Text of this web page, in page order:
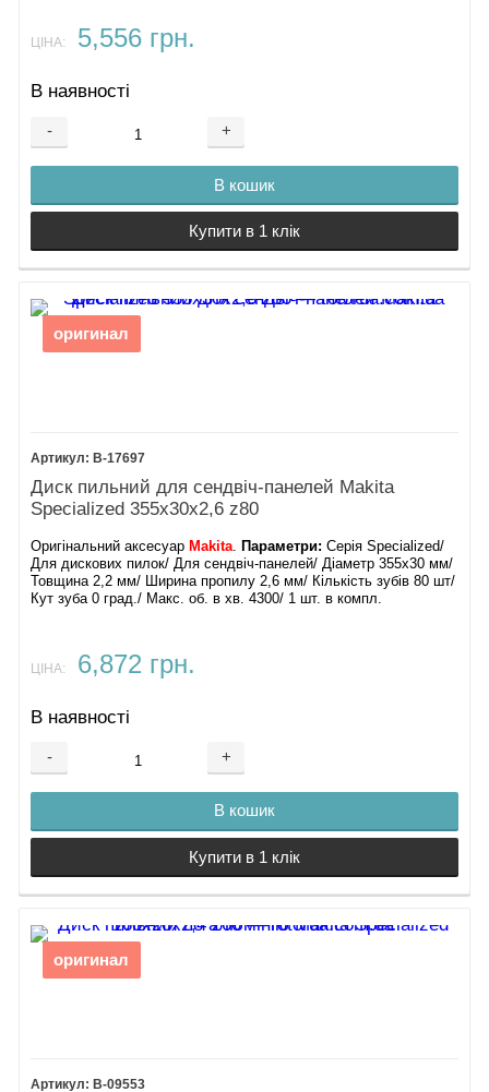
ЦІНА: 5,556 грн.
В наявності
- +
В кошик
Купити в 1 клік
оригинал
B-17697
Диск пильний для сендвіч-панелей Makita
Specialized 355х30х2,6 z80
Оригінальний аксесуар Makita. Параметри: Серія Specialized/
Для дискових пилок/ Для сендвіч-панелей/ Діаметр 355х30 мм/
Товщина 2,2 мм/ Ширина пропилу 2,6 мм/ Кількість зубів 80 шт/
Кут зуба 0 град./ Макс. об. в хв. 4300/ 1 шт. в компл.
ЦІНА: 6,872 грн.
В наявності
- +
В кошик
Купити в 1 клік
оригинал
B-09553